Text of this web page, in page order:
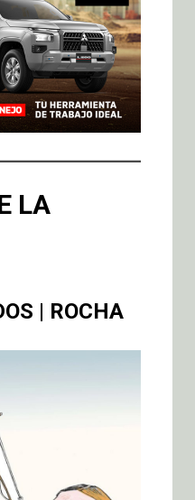
LA
| ROCHA